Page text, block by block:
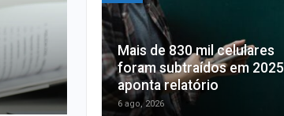
Mais de 830 mil celulares
foram subtraídos em
aponta relatório
6 ago, 2026